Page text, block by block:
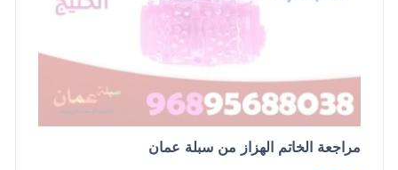
مراجعة الخاتم الهزاز من سبلة عمان